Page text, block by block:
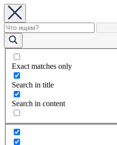
Exact matches only
Search in title
Search in content